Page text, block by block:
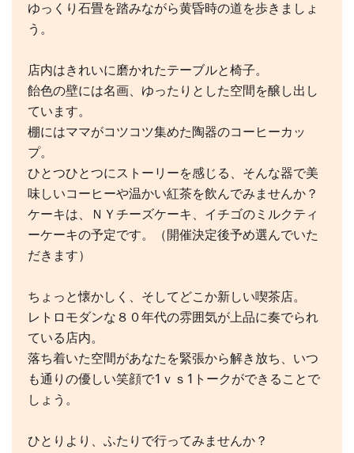
ゆっくり石畳を踏みながら黄昏時の道を歩きましょ
う。
店内はきれいに磨かれたテーブルと椅子。
飴色の壁には名画、ゆったりとした空間を醸し出し
ています。
棚にはママがコツコツ集めた陶器のコーヒーカッ
プ。
ひとつひとつにストーリーを感じる、そんな器で美
味しいコーヒーや温かい紅茶を飲んでみませんか？
ケーキは、ＮＹチーズケーキ、イチゴのミルクティ
ーケーキの予定です。（開催決定後予め選んでいた
だきます）
ちょっと懐かしく、そしてどこか新しい喫茶店。
レトロモダンな８０年代の雰囲気が上品に奏でられ
ている店内。
落ち着いた空間があなたを緊張から解き放ち、いつ
も通りの優しい笑顔で1ｖｓ1トークができることで
しょう。
ひとりより、ふたりで行ってみませんか？